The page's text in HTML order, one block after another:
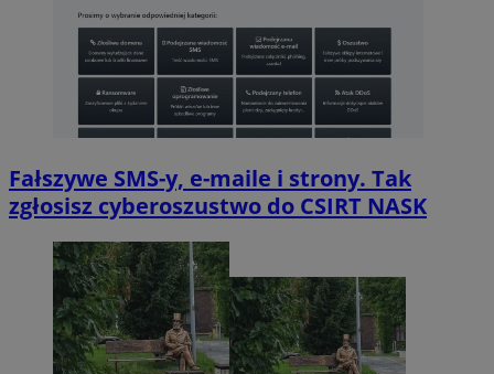
Fałszywe SMS-y, e-maile i strony. Tak
zgłosisz cyberoszustwo do CSIRT NASK